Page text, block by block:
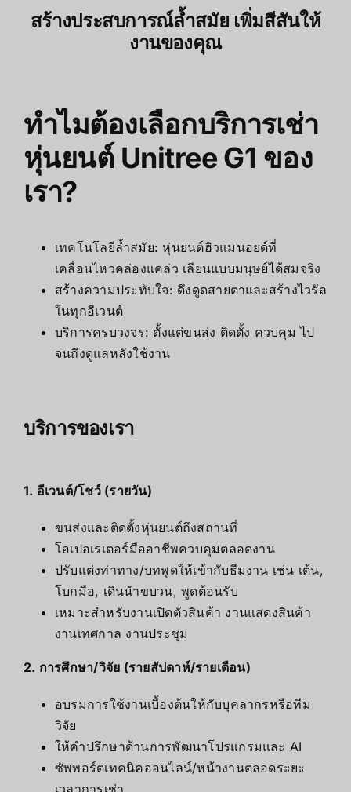
สร้างประสบการณ์ล้ำสมัย เพิ่มสีสันให้
งานของคุณ
ทำไมต้องเลือกบริการเช่า
หุ่นยนต์ Unitree G1 ของ
เรา?
เทคโนโลยีล้ำสมัย: หุ่นยนต์ฮิวแมนอยด์ที่
เคลื่อนไหวคล่องแคล่ว เลียนแบบมนุษย์ได้สมจริง
สร้างความประทับใจ: ดึงดูดสายตาและสร้างไวรัล
ในทุกอีเวนต์
บริการครบวงจร: ตั้งแต่ขนส่ง ติดตั้ง ควบคุม ไป
จนถึงดูแลหลังใช้งาน
บริการของเรา
1. อีเวนต์/โชว์ (รายวัน)
ขนส่งและติดตั้งหุ่นยนต์ถึงสถานที่
โอเปอเรเตอร์มืออาชีพควบคุมตลอดงาน
ปรับแต่งท่าทาง/บทพูดให้เข้ากับธีมงาน เช่น เต้น,
โบกมือ, เดินนำขบวน, พูดต้อนรับ
เหมาะสำหรับงานเปิดตัวสินค้า งานแสดงสินค้า
งานเทศกาล งานประชุม
2. การศึกษา/วิจัย (รายสัปดาห์/รายเดือน)
อบรมการใช้งานเบื้องต้นให้กับบุคลากรหรือทีม
วิจัย
ให้คำปรึกษาด้านการพัฒนาโปรแกรมและ AI
ซัพพอร์ตเทคนิคออนไลน์/หน้างานตลอดระยะ